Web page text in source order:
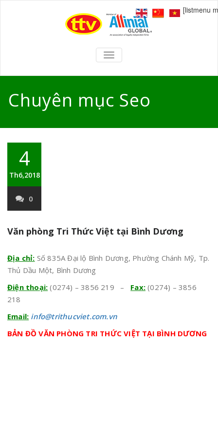
TOGGLE
NAVIGATION
Chuyên mục Seo
4
Th6,2018
0
Văn phòng Tri Thức Việt tại Bình Dương
Địa chỉ: Số 835A Đại lộ Bình Dương, Phường Chánh Mỹ, Tp.
Thủ Dầu Một, Bình Dương
Điện thoại: (0274) – 3856 219 – Fax: (0274) – 3856
218
Email: info@trithucviet.com.vn
BẢN ĐỒ VĂN PHÒNG TRI THỨC VIỆT TẠI BÌNH DƯƠNG
[listmenu